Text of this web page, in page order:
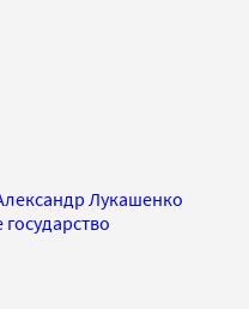
Лукашенко